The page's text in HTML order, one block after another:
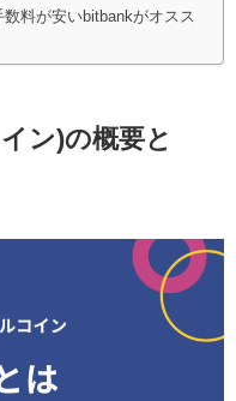
料が安いbitbankがオスス
ン)の概要と